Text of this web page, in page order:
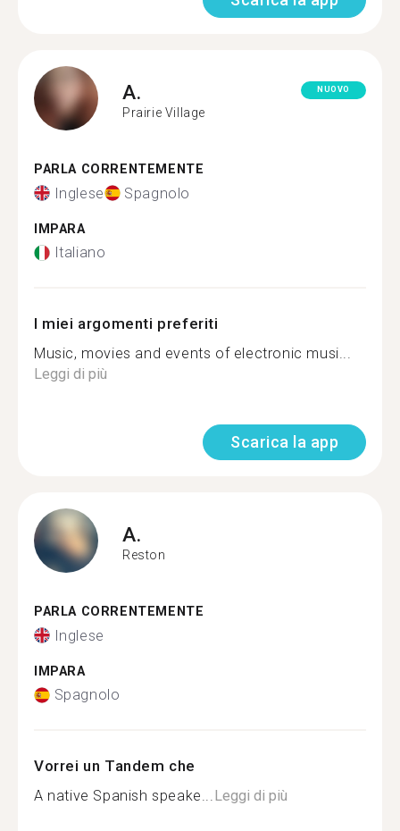
A.
Prairie Village
NUOVO
PARLA CORRENTEMENTE
Inglese Spagnolo
IMPARA
Italiano
I miei argomenti preferiti
Music, movies and events of electronic musi...
Leggi di più
Scarica la app
A.
Reston
PARLA CORRENTEMENTE
Inglese
IMPARA
Spagnolo
Vorrei un Tandem che
A native Spanish speake...Leggi di più